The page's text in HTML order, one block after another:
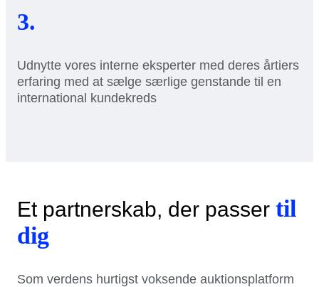
3.
Udnytte vores interne eksperter med deres årtiers
erfaring med at sælge særlige genstande til en
international kundekreds
Et partnerskab, der passer til
dig
Som verdens hurtigst voksende auktionsplatform